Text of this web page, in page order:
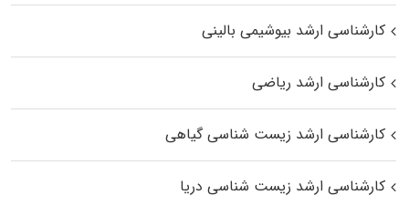
کارشناسی ارشد بیوشیمی بالینی
کارشناسی ارشد ریاضی
کارشناسی ارشد زیست‌ شناسی گیاهی
کارشناسی ارشد زیست‌ شناسی دریا